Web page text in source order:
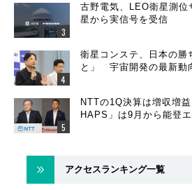
古野電気、LEO衛星測
星から実信号を受信
衛星コンステ、日本の勝
と」 宇宙開発の最新動
NTTの1Q決算は増収増
HAPS」は9月から能登
アクセスランキング一覧